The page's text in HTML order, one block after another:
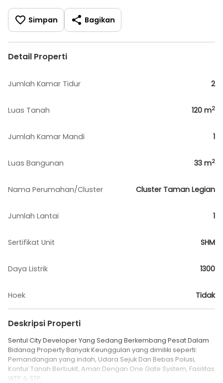
Simpan Bagikan
Detail Properti
Jumlah Kamar Tidur 2
Luas Tanah 120 m2
Jumlah Kamar Mandi 1
Luas Bangunan 33 m2
Nama Perumahan/Cluster Cluster Taman Legian
Jumlah Lantai 1
Sertifikat Unit SHM
Daya Listrik 1300
Hoek Tidak
Deskripsi Properti
Sentul City Developer Yang Sedang Berkembang Pesat Dalam
Bidanag Property Banyak Keunggulan yang dimiliki seperti:
Pemandangan yang indah, Udara Sejuk Dan Bebas Polusi,
Kontur Tanah Berbukit, Aman Dengan One Gate System, Fasilitas
WTP & STP,